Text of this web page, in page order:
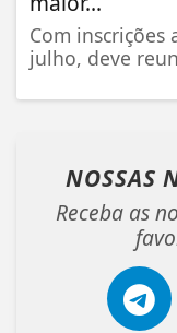
Com inscrições
julho, deve
NOSSAS
Receba as